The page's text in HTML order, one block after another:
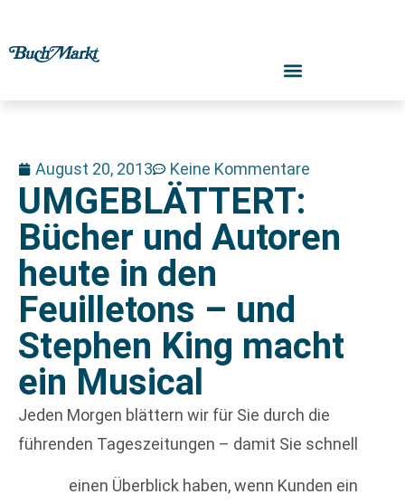
August 20, 2013 Keine Kommentare
UMGEBLÄTTERT:
Bücher und Autoren
heute in den
Feuilletons – und
Stephen King macht
ein Musical
Jeden Morgen blättern wir für Sie durch die
führenden Tageszeitungen – damit Sie schnell
einen Überblick haben, wenn Kunden ein